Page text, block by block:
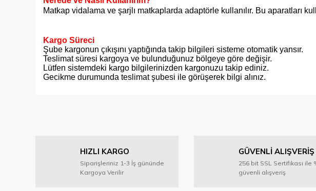
Matkap vidalama ve şarjlı matkaplarda adaptörle kullanılır. Bu aparatları
Kargo Süreci
Şube kargonun çıkışını yaptığında takip bilgileri sisteme otomatik yansır.
Teslimat süresi kargoya ve bulunduğunuz bölgeye göre değişir.
Lütfen sistemdeki kargo bilgilerinizden kargonuzu takip ediniz.
Gecikme durumunda teslimat şubesi ile görüşerek bilgi alınız.
Ürün bilgilerinde hatalar bulunuyor.
HIZLI KARGO
Siparişleriniz 1-3 İş gününde
Kargoya Verilir
GÜVENLİ ALIŞVERİŞ
256 bit SSL Sertifikası ile
güvenli alışveriş